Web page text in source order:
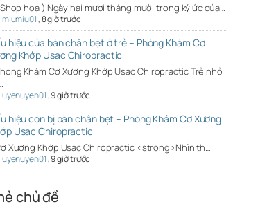
hoa ) Ngày hai mươi tháng mười trong ký ức của…
miumiu01,8 giờ trước
hiệu của bàn chân bẹt ở trẻ – Phòng Khám Cơ
Khớp Usac Chiropractic
Khám Cơ Xương Khớp Usac Chiropractic Trẻ nhỏ
uyenuyen01,9 giờ trước
hiệu con bị bàn chân bẹt – Phòng Khám Cơ Xương
Usac Chiropractic
Xương Khớp Usac Chiropractic <strong>Nhìn th…
uyenuyen01,9 giờ trước
chủ đề